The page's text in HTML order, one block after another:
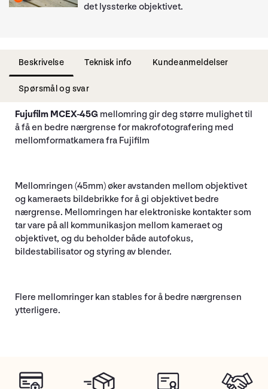
det lyssterke objektivet.
Beskrivelse Teknisk info Kundeanmeldelser
Spørsmål og svar
Fujufilm MCEX-45G mellomring gir deg større mulighet til
å få en bedre nærgrense for makrofotografering med
mellomformatkamera fra Fujifilm
Mellomringen (45mm) øker avstanden mellom objektivet
og kameraets bildebrikke for å gi objektivet bedre
nærgrense. Mellomringen har elektroniske kontakter som
tar vare på all kommunikasjon mellom kameraet og
objektivet, og du beholder både autofokus,
bildestabilisator og styring av blender.
Flere mellomringer kan stables for å bedre nærgrensen
ytterligere.